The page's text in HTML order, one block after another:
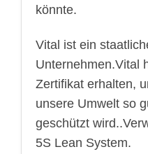
könnte.
Vital ist ein
Unternehmen.Vital
Zertifikat erhalten,
unsere Umwelt so
geschützt
5S Lean System.